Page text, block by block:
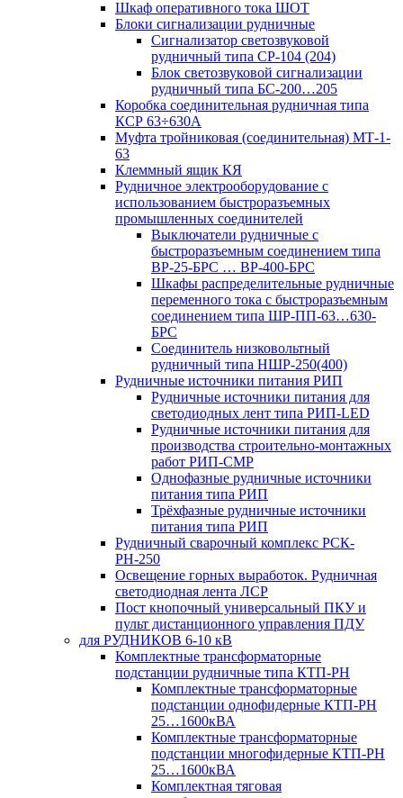
Шкаф оперативного тока ШОТ
Блоки сигнализации рудничные
Сигнализатор светозвуковой
рудничный типа СР-104 (204)
Блок светозвуковой сигнализации
рудничный типа БС-200…205
Коробка соединительная рудничная типа
КСР 63÷630А
Муфта тройниковая (соединительная) МТ-1-
63
Клеммный ящик КЯ
Рудничное электрооборудование с
использованием быстроразъемных
промышленных соединителей
Выключатели рудничные с
быстроразъемным соединением типа
ВР-25-БРС … ВР-400-БРС
Шкафы распределительные рудничные
переменного тока с быстроразъемным
соединением типа ШР-ПП-63…630-
БРС
Соединитель низковольтный
рудничный типа НШР-250(400)
Рудничные источники питания РИП
Рудничные источники питания для
светодиодных лент типа РИП-LED
Рудничные источники питания для
производства строительно-монтажных
работ РИП-СМР
Однофазные рудничные источники
питания типа РИП
Трёхфазные рудничные источники
питания типа РИП
Рудничный сварочный комплекс РСК-
РН-250
Освещение горных выработок. Рудничная
светодиодная лента ЛСР
Пост кнопочный универсальный ПКУ и
пульт дистанционного управления ПДУ
для РУДНИКОВ 6-10 кВ
Комплектные трансформаторные
подстанции рудничные типа КТП-РН
Комплектные трансформаторные
подстанции однофидерные КТП-РН
25…1600кВА
Комплектные трансформаторные
подстанции многофидерные КТП-РН
25…1600кВА
Комплектная тяговая